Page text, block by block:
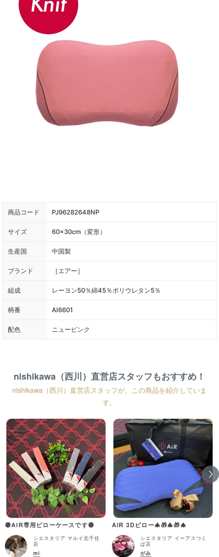
商品コード PJ96282648NP
サイズ 60×30cm（変形）
生産国 中国製
ブランド ［エアー］
組成 レーヨン50％綿45％ポリウレタン5％
柄番 AI6601
配色 ニューピンク
nishikawa（西川）直営店スタッフもおすすめ！
nishikawa（西川）直営店スタッフが、この商品を紹介していま
す。
🟣AiR専用ピローケースです🟣
シエスタリア マルイ北千住
店
mi
AiR 3Dピロー🎄🎁🎄🎁🎄
シエスタリア イーアスつく
ば店
がみ